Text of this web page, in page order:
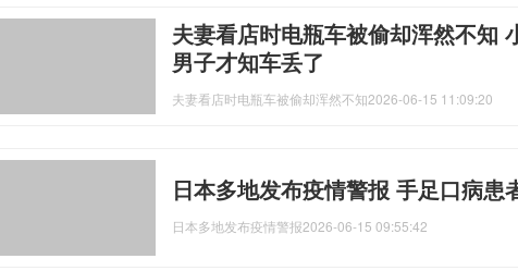
夫妻看店时电瓶车被偷却浑然不知
男子才知车丢了
夫妻看店时电瓶车被偷却浑然不知2026-06-15 11:09:20
日本多地发布疫情警报 手足口病患
日本多地发布疫情警报2026-06-15 09:55:42